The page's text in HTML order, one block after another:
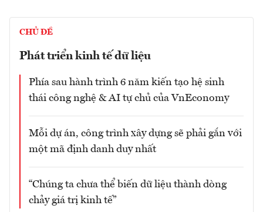
CHỦ ĐỀ
Phát triển kinh tế dữ liệu
Phía sau hành trình 6 năm kiến tạo hệ sinh
thái công nghệ & AI tự chủ của VnEconomy
Mỗi dự án, công trình xây dựng sẽ phải gắn với
một mã định danh duy nhất
“Chúng ta chưa thể biến dữ liệu thành dòng
chảy giá trị kinh tế”